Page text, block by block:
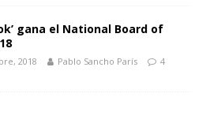
gana el National Board of
2018 Pablo Sancho París 4